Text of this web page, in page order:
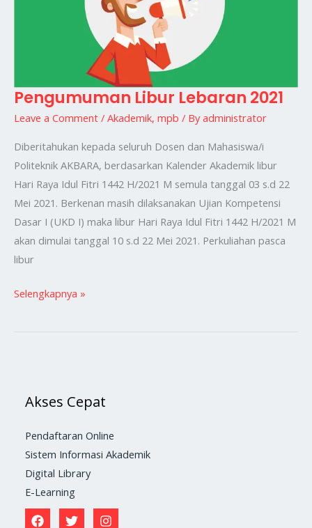
Pengumuman Libur Lebaran 2021
Leave a Comment / Akademik, mpb / Byadministrator
Diberitahukan kepada seluruh Dosen dan Mahasiswa/i
Politeknik AKBARA, berdasarkan Kalender Akademik libur
Hari Raya Idul Fitri 1442 H/2021 M semula tanggal 03 s.d 22
Mei 2021. Berkenan masih dilaksanakan Ujian Kompetensi
Dasar I (UKD I) maka libur Hari Raya Idul Fitri 1442 H/2021 M
akan dimulai tanggal 10 s.d 22 Mei 2021. Perkuliahan pasca
libur
Pengumuman
Libur
2021
Selengkapnya »
Akses Cepat
Pendaftaran Online
Sistem Informasi Akademik
Digital Library
E-Learning